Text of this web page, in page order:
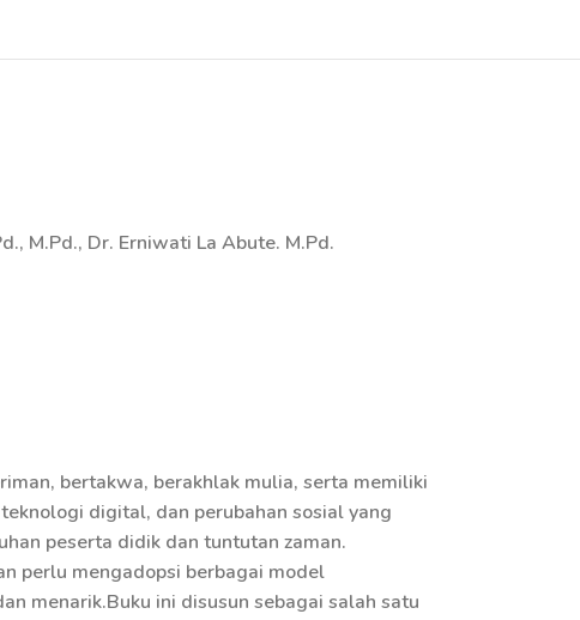
M.Pd., Dr. Erniwati La Abute. M.Pd.
bertakwa, berakhlak mulia, serta memiliki
digital, dan perubahan sosial yang
peserta didik dan tuntutan zaman.
perlu mengadopsi berbagai model
menarik.Buku ini disusun sebagai salah satu